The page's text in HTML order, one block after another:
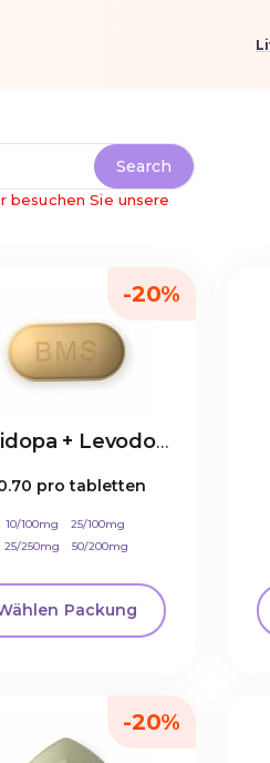
besuchen Sie unsere
Carbidopa + Levodopa
pro tabletten
10/100mg
25/100mg
25/250mg
50/200mg
Packung
-20%
-20%